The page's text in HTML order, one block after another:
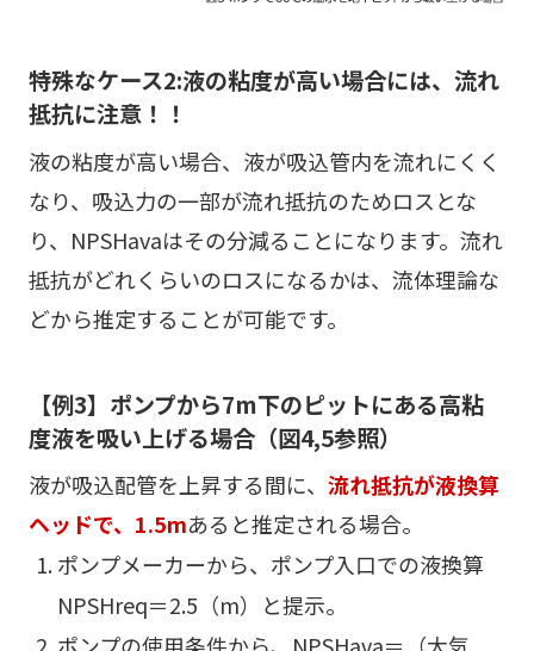
特殊なケース2:液の粘度が高い場合には、流れ
抵抗に注意！！
液の粘度が高い場合、液が吸込管内を流れにくく
なり、吸込力の一部が流れ抵抗のためロスとな
り、NPSHavaはその分減ることになります。流れ
抵抗がどれくらいのロスになるかは、流体理論な
どから推定することが可能です。
【例3】ポンプから7m下のピットにある高粘
度液を吸い上げる場合（図4,5参照）
液が吸込配管を上昇する間に、 流れ抵抗が液換算
ヘッドで、1.5mあると推定される場合。
ポンプメーカーから、ポンプ入口での液換算
NPSHreq＝2.5（m）と提示。